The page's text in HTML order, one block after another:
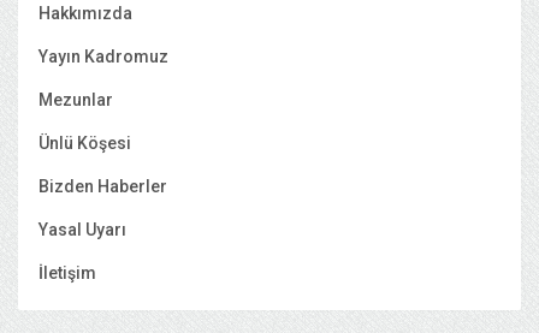
Hakkımızda
Yayın Kadromuz
Mezunlar
Ünlü Köşesi
Bizden Haberler
Yasal Uyarı
İletişim